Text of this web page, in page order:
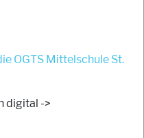
OGTS Mittelschule St.
digital ->